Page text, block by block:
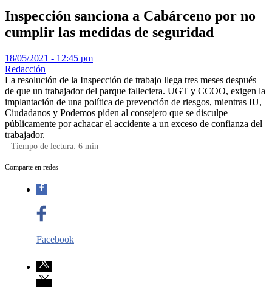
Inspección sanciona a Cabárceno por no
cumplir las medidas de seguridad
18/05/2021 - 12:45 pm
Redacción
La resolución de la Inspección de trabajo llega tres meses después
de que un trabajador del parque falleciera. UGT y CCOO, exigen la
implantación de una política de prevención de riesgos, mientras IU,
Ciudadanos y Podemos piden al consejero que se disculpe
públicamente por achacar el accidente a un exceso de confianza del
trabajador.
Tiempo de lectura: 6 min
Comparte en redes
Facebook